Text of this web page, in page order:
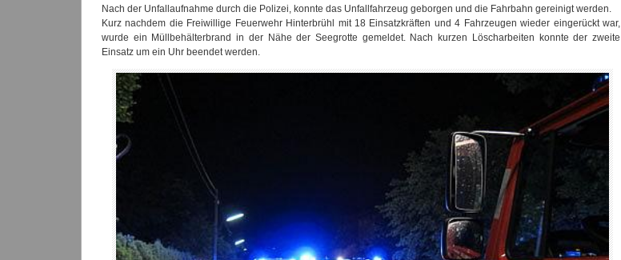
Nach der Unfallaufnahme durch die Polizei, konnte das Unfallfahrzeug geborgen und die Fahrbahn gereinigt werden.
Kurz nachdem die Freiwillige Feuerwehr Hinterbrühl mit 18 Einsatzkräften und 4 Fahrzeugen wieder eingerückt war,
wurde ein Müllbehälterbrand in der Nähe der Seegrotte gemeldet. Nach kurzen Löscharbeiten konnte der zweite
Einsatz um ein Uhr beendet werden.